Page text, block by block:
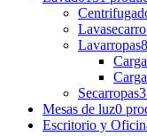
Lavarropas
Secarropas
Mesas de luz0
Escritorio y